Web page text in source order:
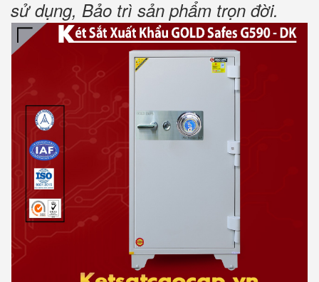
sử dụng, Bảo trì sản phẩm trọn đời.